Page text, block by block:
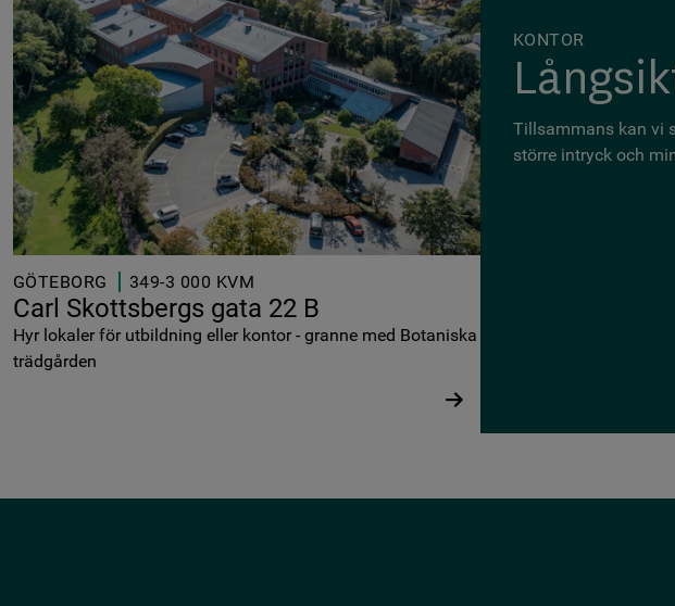
GÖTEBORG 349-3 000 KVM
Carl Skottsbergs gata 22 B
Hyr lokaler för utbildning eller kontor - granne med Botaniska
trädgården
KONTOR
Tillsammans kan vi
större intryck och